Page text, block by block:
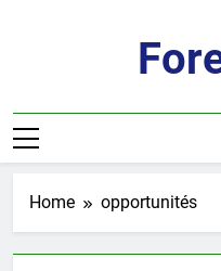
Home opportunités